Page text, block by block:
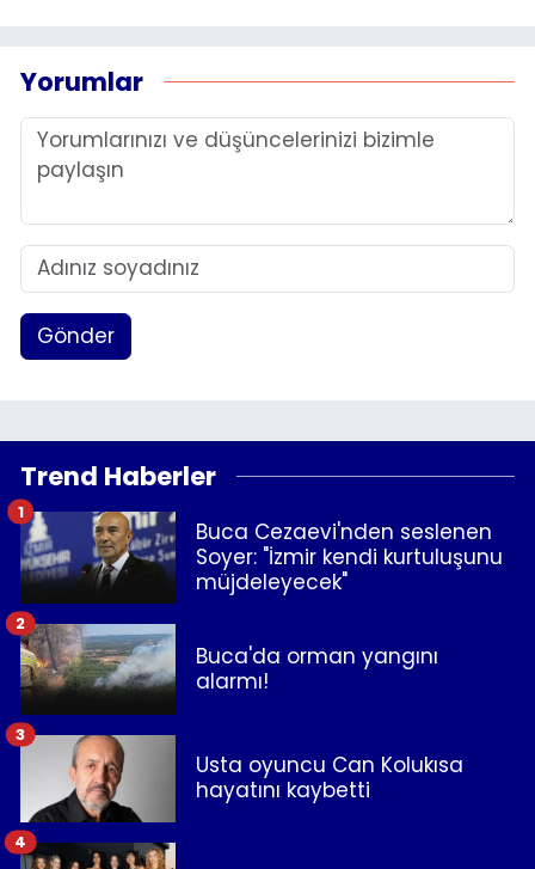
Yorumlar
Gönder
Trend Haberler
Buca Cezaevi'nden seslenen
Soyer: "İzmir kendi kurtuluşunu
müjdeleyecek"
1
Buca'da orman yangını
alarmı!
2
Usta oyuncu Can Kolukısa
hayatını kaybetti
3
4